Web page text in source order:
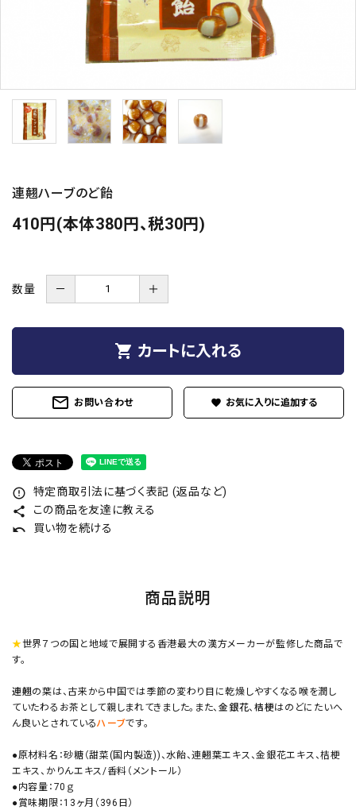
連翹ハーブのど飴
410円(本体380円、税30円)
数量 － ＋
shopping_cart カートに入れる
mail_outline お問い合わせ favorite
error_outline 特定商取引法に基づく表記 (返品など)
share この商品を友達に教える
undo 買い物を続ける
商品説明
★世界７つの国と地域で展開する香港最大の漢方メーカーが監修した商品で
す。
連翹の葉は、古来から中国では季節の変わり目に乾燥しやすくなる喉を潤し
ていたわるお茶として親しまれてきました。また、金銀花、 桔梗はのどにたいへ
ん良いとされているハーブです。
●原材料名：砂糖（甜菜(国内製造))、水飴、連翹葉エキス、金銀花エキス、桔梗
エキス、かりんエキス/香料（メントール）
●内容量：70ｇ
●賞味期限：13ヶ月（396日）